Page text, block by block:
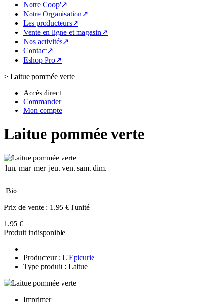
Notre Coop'↗
Notre Organisation↗
Les producteurs↗
Vente en ligne et magasin↗
Nos activités↗
Contact↗
Eshop Pro↗
> Laitue pommée verte
Accès direct
Commander
Mon compte
Laitue pommée verte
lun. mar. mer. jeu. ven. sam. dim.
Bio
Prix de vente : 1.95 € l'unité
1.95 €
Produit indisponible
Producteur : L'Epicurie
Type produit : Laitue
Imprimer